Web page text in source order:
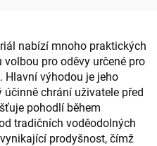
nabízí mnoho praktických
pro oděvy určené pro
výhodou je jeho
chrání uživatele před
pohodlí během
tradičních voděodolných
prodyšnost, čímž